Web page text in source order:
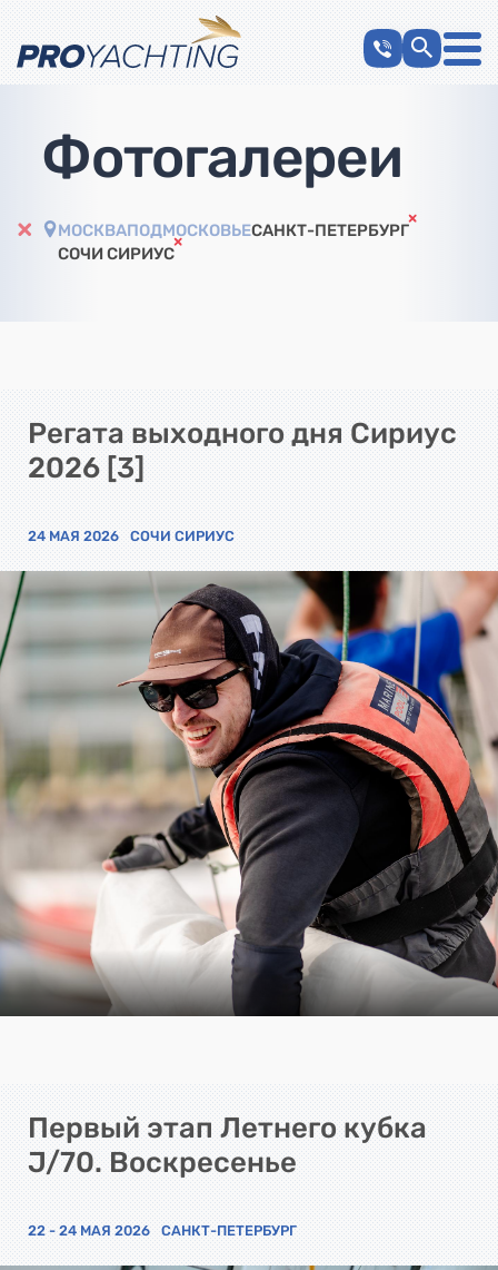
Фотогалереи
МОСКВАПОДМОСКОВЬЕСАНКТ-ПЕТЕРБУРГ
СОЧИ СИРИУС
Регата выходного дня Сириус
2026 [3]
24 МАЯ 2026 СОЧИ СИРИУС
Первый этап Летнего кубка
J/70. Воскресенье
22 - 24 МАЯ 2026 САНКТ-ПЕТЕРБУРГ